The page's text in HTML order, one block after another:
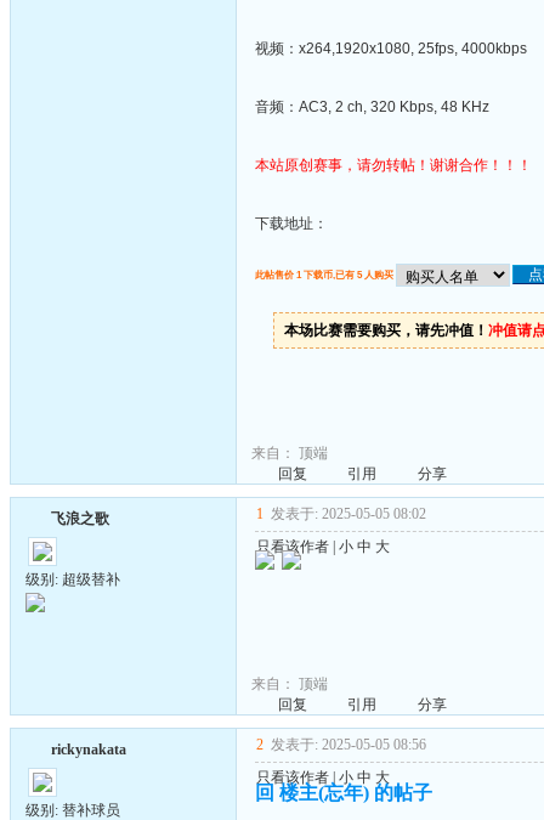
视频：x264,1920x1080, 25fps, 4000kbps
音频：AC3, 2 ch, 320 Kbps, 48 KHz
本站原创赛事，请勿转帖！谢谢合作！！！
下载地址：
此帖售价 1 下载币,已有 5 人购买
本场比赛需要购买，请先冲值！ 冲值请
来自： 顶端
回复
引用 分享
飞浪之歌
级别: 超级替补
1 发表于: 2025-05-05 08:02
只看该作者 小 中 大
来自： 顶端
回复
引用 分享
rickynakata
级别: 替补球员
2 发表于: 2025-05-05 08:56
只看该作者| 小 中 大
回 楼主(忘年) 的帖子